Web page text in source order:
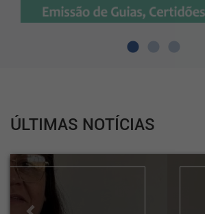
ÚLTIMAS NOTÍCIAS
Previous